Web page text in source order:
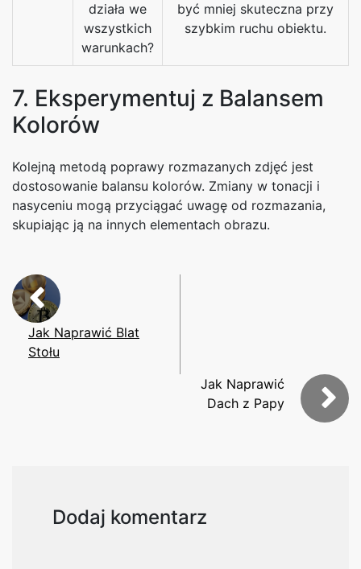
działa we
wszystkich
warunkach?
być mniej skuteczna przy
szybkim ruchu obiektu.
7. Eksperymentuj z Balansem
Kolorów
Kolejną metodą poprawy rozmazanych zdjęć jest
dostosowanie balansu kolorów. Zmiany w tonacji i
nasyceniu mogą przyciągać uwagę od rozmazania,
skupiając ją na innych elementach obrazu.
Jak Naprawić Blat
Stołu
Jak Naprawić
Dach z Papy
Dodaj komentarz